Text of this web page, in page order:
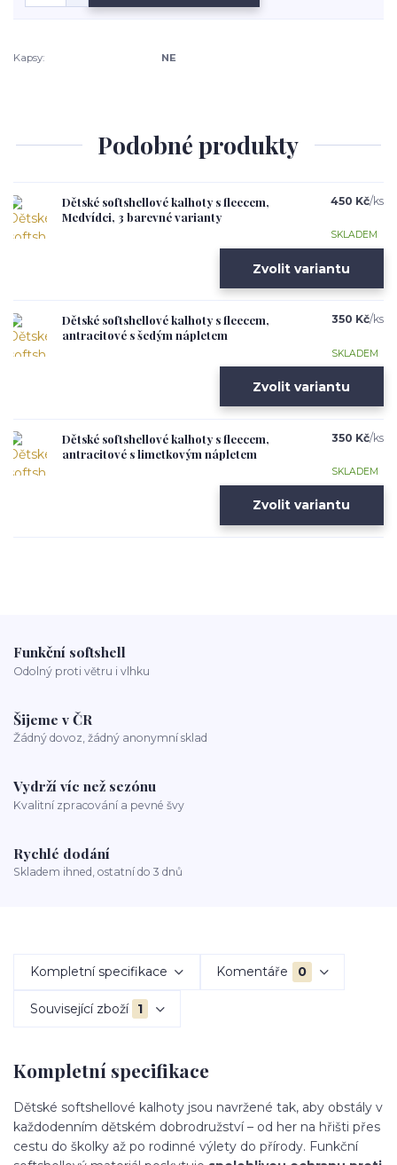
Kapsy: NE
Podobné produkty
Dětské softshellové kalhoty s fleecem,
Medvídci, 3 barevné varianty
450 Kč/ks
SKLADEM
Zvolit variantu
Dětské softshellové kalhoty s fleecem,
antracitové s šedým nápletem
350 Kč/ks
SKLADEM
Zvolit variantu
Dětské softshellové kalhoty s fleecem,
antracitové s limetkovým nápletem
350 Kč/ks
SKLADEM
Zvolit variantu
Funkční softshell
Odolný proti větru i vlhku
Šijeme v ČR
Žádný dovoz, žádný anonymní sklad
Vydrží víc než sezónu
Kvalitní zpracování a pevné švy
Rychlé dodání
Skladem ihned, ostatní do 3 dnů
Kompletní specifikace Komentáře 0
Související zboží 1
Kompletní specifikace
Dětské softshellové kalhoty jsou navržené tak, aby obstály v
každodenním dětském dobrodružství – od her na hřišti přes
cestu do školky až po rodinné výlety do přírody. Funkční